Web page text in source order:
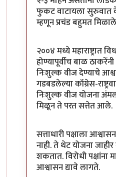
फुकट वाटायला सुरुवात
म्हणून प्रचंड बहुमत
२००४ मध्ये महाराष्ट्रात
होण्यापूर्वीच बाळ
निःशुल्क वीज देण्याचे
गडबडलेल्या कॉंग्रेस-
निःशुल्क वीज योजना
मिळून ते परत सत्तेत आले.
सत्ताधारी पक्षाला
नाही. ते थेट योजना
शकतात. विरोधी पक्षांना
आश्वासन द्यावे लागते.